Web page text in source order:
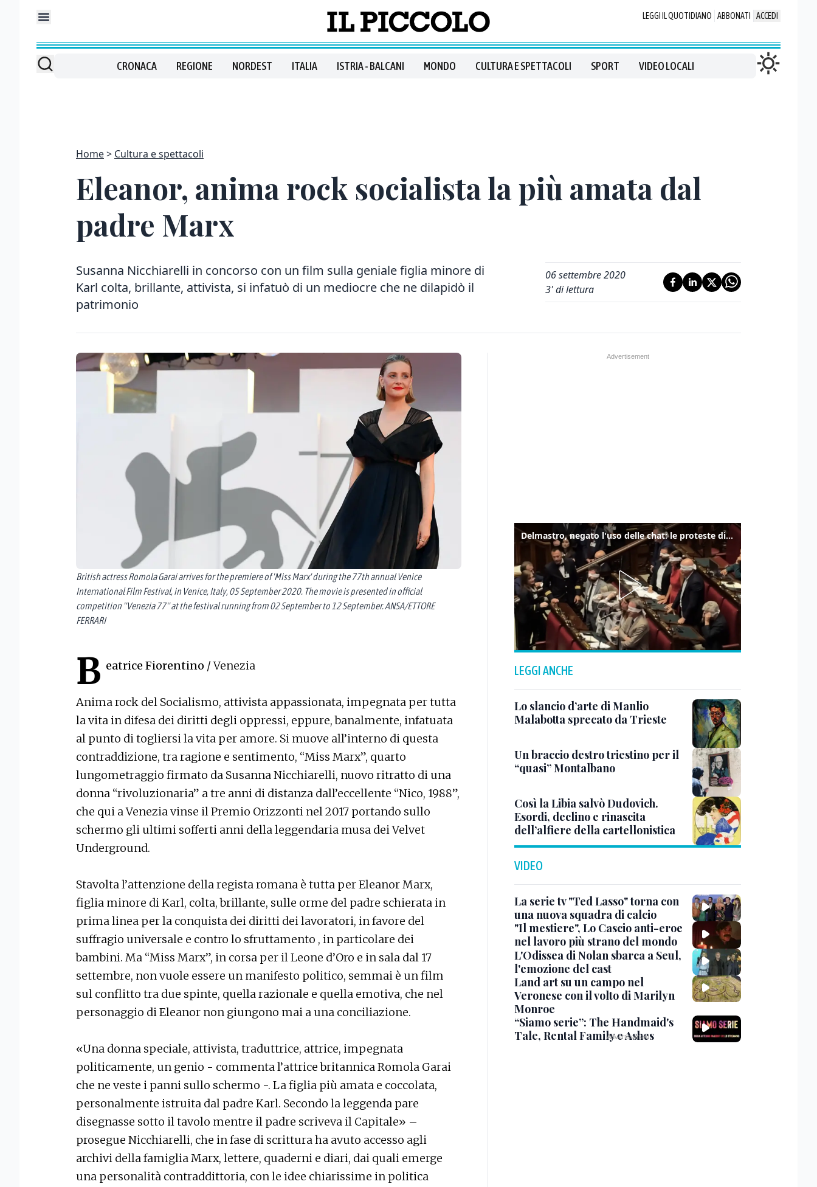
LEGGI IL QUOTIDIANO ABBONATI ACCEDI
CRONACA REGIONE NORDEST ITALIA ISTRIA - BALCANI MONDO CULTURA E SPETTACOLI SPORT VIDEO LOCALI
Home Cultura e spettacoli
Eleanor, anima rock socialista la più amata dal
padre Marx
Susanna Nicchiarelli in concorso con un film sulla geniale figlia minore di
Karl colta, brillante, attivista, si infatuò di un mediocre che ne dilapidò il
patrimonio
06 settembre 2020
3' di lettura
British actress Romola Garai arrives for the premiere of 'Miss Marx' during the 77th annual Venice
International Film Festival, in Venice, Italy, 05 September 2020. The movie is presented in official
competition ''Venezia 77'' at the festival running from 02 September to 12 September. ANSA/ETTORE
FERRARI
B eatrice Fiorentino / Venezia
Anima rock del Socialismo, attivista appassionata, impegnata per tutta
la vita in difesa dei diritti degli oppressi, eppure, banalmente, infatuata
al punto di togliersi la vita per amore. Si muove all’interno di questa
contraddizione, tra ragione e sentimento, “Miss Marx”, quarto
lungometraggio firmato da Susanna Nicchiarelli, nuovo ritratto di una
donna “rivoluzionaria” a tre anni di distanza dall’eccellente “Nico, 1988”,
che qui a Venezia vinse il Premio Orizzonti nel 2017 portando sullo
schermo gli ultimi sofferti anni della leggendaria musa dei Velvet
Underground.
Stavolta l’attenzione della regista romana è tutta per Eleanor Marx,
figlia minore di Karl, colta, brillante, sulle orme del padre schierata in
prima linea per la conquista dei diritti dei lavoratori, in favore del
suffragio universale e contro lo sfruttamento , in particolare dei
bambini. Ma “Miss Marx”, in corsa per il Leone d’Oro e in sala dal 17
settembre, non vuole essere un manifesto politico, semmai è un film
sul conflitto tra due spinte, quella razionale e quella emotiva, che nel
personaggio di Eleanor non giungono mai a una conciliazione.
«Una donna speciale, attivista, traduttrice, attrice, impegnata
politicamente, un genio - commenta l’attrice britannica Romola Garai
che ne veste i panni sullo schermo -. La figlia più amata e coccolata,
personalmente istruita dal padre Karl. Secondo la leggenda pare
disegnasse sotto il tavolo mentre il padre scriveva il Capitale» –
prosegue Nicchiarelli, che in fase di scrittura ha avuto accesso agli
archivi della famiglia Marx, lettere, quaderni e diari, dai quali emerge
una personalità contraddittoria, con le idee chiarissime in politica
Delmastro, negato l'uso delle chat: le proteste di Avs e M5s
LEGGI ANCHE
Lo slancio d’arte di Manlio
Malabotta sprecato da Trieste
Un braccio destro triestino per il
“quasi” Montalbano
Così la Libia salvò Dudovich.
Esordi, declino e rinascita
dell’alfiere della cartellonistica
VIDEO
La serie tv "Ted Lasso" torna con
una nuova squadra di calcio
"Il mestiere", Lo Cascio anti-eroe
nel lavoro più strano del mondo
L'Odissea di Nolan sbarca a Seul,
l'emozione del cast
Land art su un campo nel
Veronese con il volto di Marilyn
Monroe
“Siamo serie”: The Handmaid's
Tale, Rental Family e Ashes